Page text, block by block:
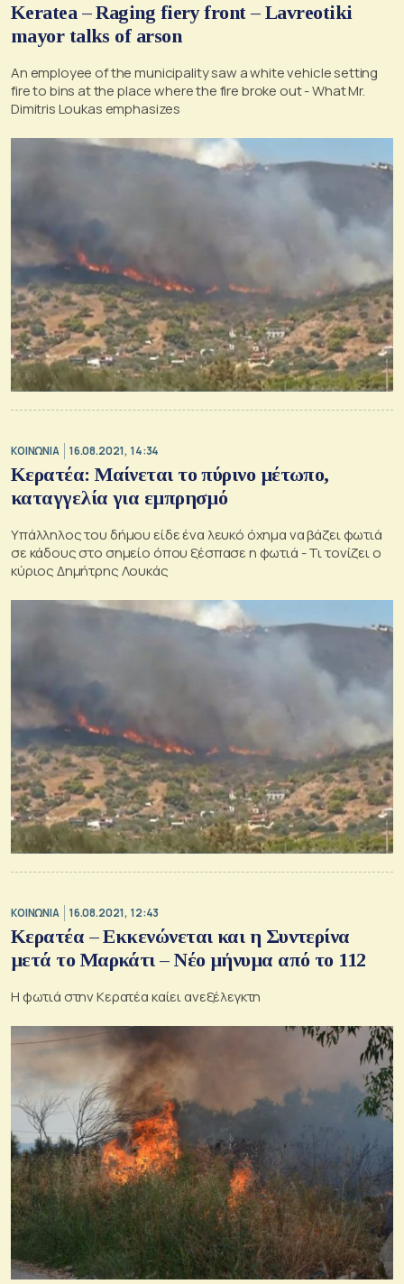
Keratea – Raging fiery front – Lavreotiki
mayor talks of arson
An employee of the municipality saw a white vehicle setting
fire to bins at the place where the fire broke out - What Mr.
Dimitris Loukas emphasizes
ΚΟΙΝΩΝΙΑ 16.08.2021, 14:34
Κερατέα: Μαίνεται το πύρινο μέτωπο,
καταγγελία για εμπρησμό
Υπάλληλος του δήμου είδε ένα λευκό όχημα να βάζει φωτιά
σε κάδους στο σημείο όπου ξέσπασε η φωτιά - Τι τονίζει ο
κύριος Δημήτρης Λουκάς
ΚΟΙΝΩΝΙΑ 16.08.2021, 12:43
Κερατέα – Εκκενώνεται και η Συντερίνα
μετά το Μαρκάτι – Νέο μήνυμα από το 112
Η φωτιά στην Κερατέα καίει ανεξέλεγκτη